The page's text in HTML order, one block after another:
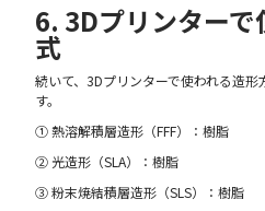
6. 3Dプリンター
式
続いて、3Dプリンターで使われる造
す。
① 熱溶解積層造形（FFF）：樹脂
② 光造形（SLA）：樹脂
③ 粉末焼結積層造形（SLS）：樹脂